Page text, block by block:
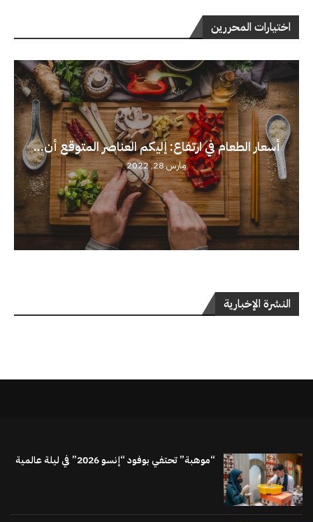
اختيارات المحررين
أسعار الطعام في ارتفاع: إليكم العناصر المتوقع أن...
مارس 28, 2022
النشرة الإخبارية
“موهبة” تحتفي بوفود “إنسو 2026” في ليلة عالمية